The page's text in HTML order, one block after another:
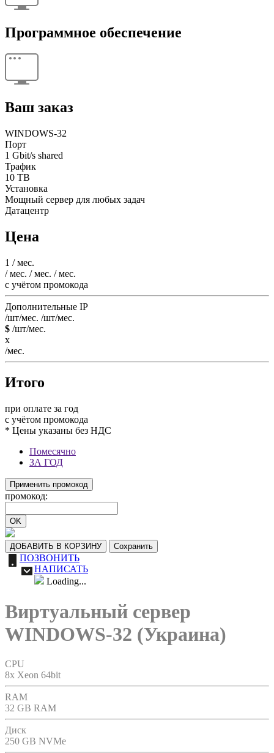
Программное обеспечение
Ваш заказ
WINDOWS-32
Порт
1 Gbit/s shared
Трафик
10 TB
Установка
Мощный сервер для любых задач
Датацентр
Цена
1 / мес.
/ мес. / мес. / мес.
c учётом промокода
Дополнительные IP
/шт/мес. /шт/мес.
$ /шт/мес.
x
/мес.
Итого
при оплате за год
c учётом промокода
* Цены указаны без НДС
Помесячно
ЗА ГОД
Применить промокод
промокод:
OK
ДОБАВИТЬ В КОРЗИНУ Сохранить
ПОЗВОНИТЬ
НАПИСАТЬ
Loading...
Виртуальный сервер
WINDOWS-32 (Украина)
CPU
8x Xeon 64bit
RAM
32 GB RAM
Диск
250 GB NVMe